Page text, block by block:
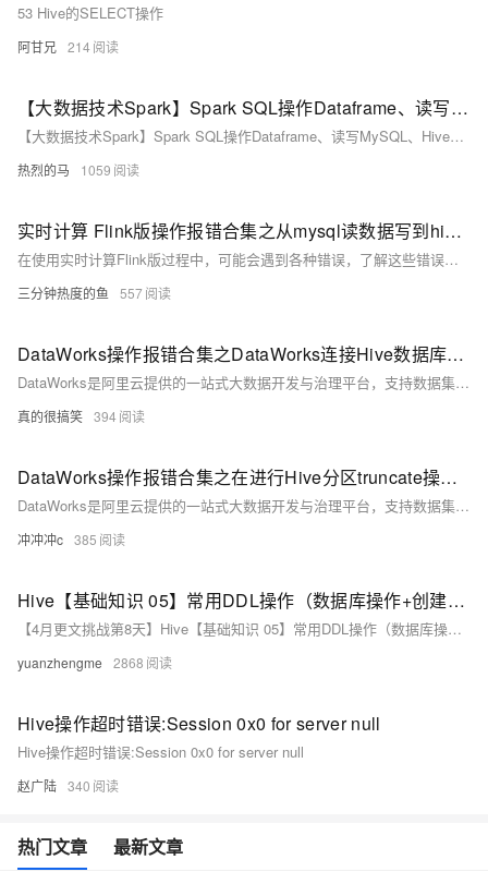
53 Hive的SELECT操作
阿甘兄 214
【大数据技术Spark】Spark SQL操作Dataframe、读写MySQL、Hive数据库实战（附源码）
【大数据技术Spark】Spark SQL操作Dataframe、读写MySQL、Hive数据库实战（附源码）
热烈的马 1059
实时计算 Flink版操作报错合集之从mysql读数据写到hive报错，是什么原因
在使用实时计算Flink版过程中，可能会遇到各种错误，了解这些错误的原因及解决方法对于高效排错至关重要。针对具体问题，查看Flink的日志是关键，它们通常会提供更详细的错误信息和堆栈跟踪，有助于定位问题。此外，Flink社区文档和官方论坛也是寻求帮助的好去处。以下是一些常见的操作报错及其可能的原因与解决策略。
三分钟热度的鱼 557
DataWorks操作报错合集之DataWorks连接Hive数据库时出现连接超时的问题如何解决
DataWorks是阿里云提供的一站式大数据开发与治理平台，支持数据集成、数据开发、数据服务、数据质量管理、数据安全管理等全流程数据处理。在使用DataWorks过程中，可能会遇到各种操作报错。以下是一些常见的报错情况及其可能的原因和解决方法。
真的很搞笑 394
DataWorks操作报错合集之在进行Hive分区truncate操作时遇到权限不足，怎么解决
DataWorks是阿里云提供的一站式大数据开发与治理平台，支持数据集成、数据开发、数据服务、数据质量管理、数据安全管理等全流程数据处理。在使用DataWorks过程中，可能会遇到各种操作报错。以下是一些常见的报错情况及其可能的原因和解决方法。
冲冲冲c 385
Hive【基础知识 05】常用DDL操作（数据库操作+创建表+修改表+清空删除表+其他命令）
【4月更文挑战第8天】Hive【基础知识 05】常用DDL操作（数据库操作+创建表+修改表+清空删除表+其他命令）
yuanzhengme 2868
Hive操作超时错误:Session 0x0 for server null
Hive操作超时错误:Session 0x0 for server null
赵广陆 340
热门文章 最新文章